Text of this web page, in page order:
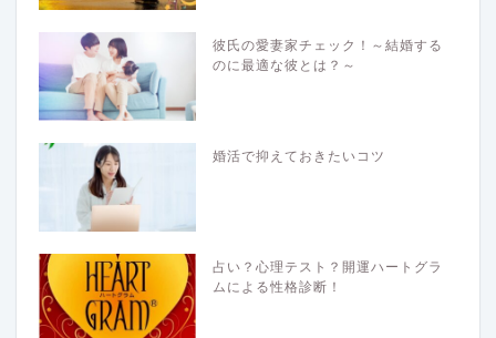
彼氏の愛妻家チェック！～結婚する
のに最適な彼とは？～
婚活で抑えておきたいコツ
占い？心理テスト？開運ハートグラ
ムによる性格診断！